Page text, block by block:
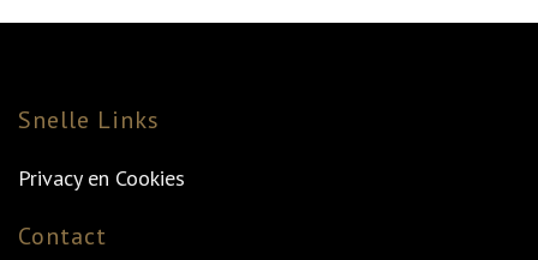
Snelle Links
Privacy en Cookies
Contact